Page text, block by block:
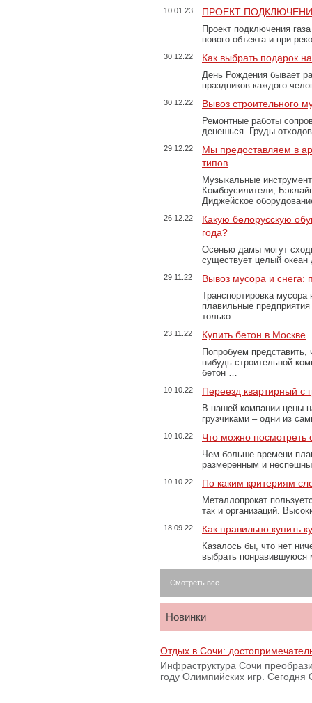
10.01.23 ПРОЕКТ
Проект подключения
нового объекта и при
30.12.22 Как выбрать подарок
День Рождения бывает
праздников каждого
30.12.22 Вывоз строительного
Ремонтные работы
денешься. Груды
29.12.22
Мы предоставляем в
типов
Музыкальные
Комбоусилители;
Диджейское
26.12.22
Какую белорусскую
года?
Осенью дамы могут
существует целый
29.11.22 Вывоз мусора и
Транспортировка
плавильные
только …
23.11.22 Купить бетон в Москве
Попробуем представить,
нибудь строительной
бетон …
10.10.22 Переезд квартирный с
В нашей компании цены
грузчиками – одни из
10.10.22 Что можно посмотреть
Чем больше времени
размеренным и
10.10.22 По каким критериям
Металлопрокат
так и организаций.
18.09.22 Как правильно купить
Казалось бы, что нет
выбрать
Смотреть все
Новинки
Отдых в Сочи:
Инфраструктура Сочи
году Олимпийских игр.